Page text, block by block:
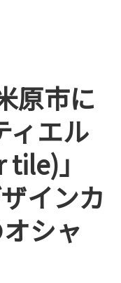
原市に
ィエル
」
インカ
シャ